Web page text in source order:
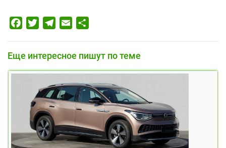
FacebookTwitterTelegram
Email
Еще интересное пишут по теме